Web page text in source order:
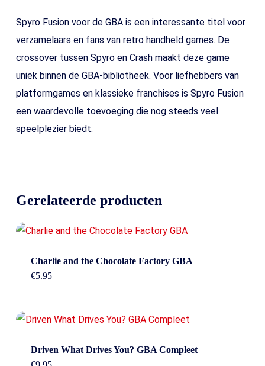
Spyro Fusion voor de GBA is een interessante titel voor
verzamelaars en fans van retro handheld games. De
crossover tussen Spyro en Crash maakt deze game
uniek binnen de GBA-bibliotheek. Voor liefhebbers van
platformgames en klassieke franchises is Spyro Fusion
een waardevolle toevoeging die nog steeds veel
speelplezier biedt.
Gerelateerde producten
Charlie and the Chocolate Factory GBA
€5.95
Driven What Drives You? GBA Compleet